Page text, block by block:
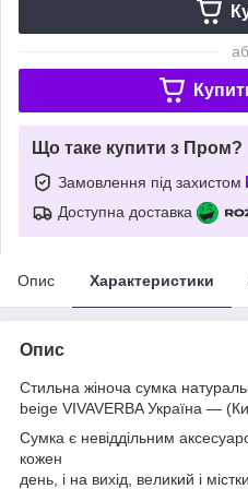
Що таке купити з Пром?
Замовлення під захистом
Доступна доставка
Опис Характеристики
Опис
Стильна жіноча сумка
beige VIVAVERBA Україна —
Сумка є невіддільним
кожен
день, і на вихід, великий і